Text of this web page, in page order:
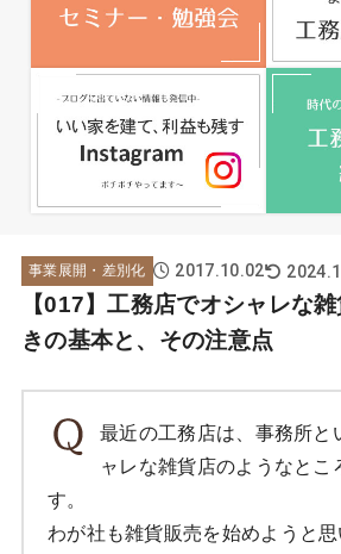
事業展開・差別化 2017.10.02
【017】工務店でオシャレな
きの基本と、その注意点
最近の工務店は、事務所と
ャレな雑貨店のようなとこ
す。
わが社も雑貨販売を始めようと